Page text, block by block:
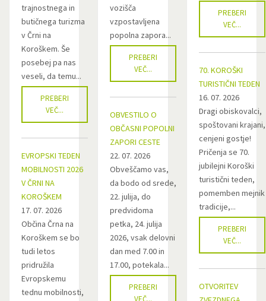
trajnostnega in
butičnega turizma
v Črni na
Koroškem. Še
posebej pa nas
veseli, da temu...
PREBERI
VEČ...
EVROPSKI TEDEN
MOBILNOSTI 2026
V ČRNI NA
KOROŠKEM
17. 07. 2026
Občina Črna na
Koroškem se bo
tudi letos
pridružila
Evropskemu
tednu mobilnosti,
vozišča
vzpostavljena
popolna zapora...
PREBERI
VEČ...
OBVESTILO O
OBČASNI POPOLNI
ZAPORI CESTE
22. 07. 2026
Obveščamo vas,
da bodo od srede,
22. julija, do
predvidoma
petka, 24. julija
2026, vsak delovni
dan med 7.00 in
17.00, potekala...
PREBERI
VEČ...
PREBERI
VEČ...
70. KOROŠKI
TURISTIČNI TEDEN
16. 07. 2026
Dragi obiskovalci,
spoštovani krajani,
cenjeni gostje!
Pričenja se 70.
jubilejni Koroški
turistični teden,
pomemben mejnik
tradicije,...
PREBERI
VEČ...
OTVORITEV